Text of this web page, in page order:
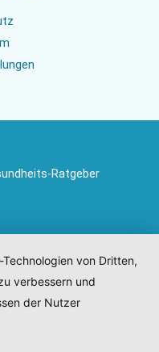
Ratgeber
von Dritten,
verbessern und
der Nutzer